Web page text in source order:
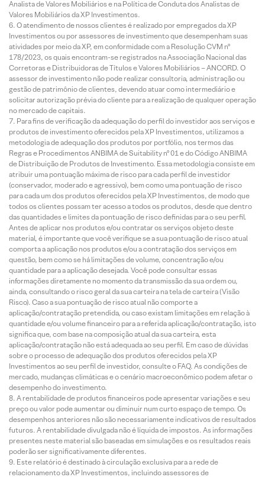
Analista de Valores Mobiliários e na Política de Conduta dos Analistas de
Valores Mobiliários da XP Investimentos.
O atendimento de nossos clientes é realizado por empregados da XP
Investimentos ou por assessores de investimento que desempenham suas
atividades por meio da XP, em conformidade com a Resolução CVM nº
178/2023, os quais encontram-se registrados na Associação Nacional das
Corretoras e Distribuidoras de Títulos e Valores Mobiliários – ANCORD. O
assessor de investimento não pode realizar consultoria, administração ou
gestão de patrimônio de clientes, devendo atuar como intermediário e
solicitar autorização prévia do cliente para a realização de qualquer operação
no mercado de capitais.
Para fins de verificação da adequação do perfil do investidor aos serviços e
produtos de investimento oferecidos pela XP Investimentos, utilizamos a
metodologia de adequação dos produtos por portfólio, nos termos das
Regras e Procedimentos ANBIMA de Suitability nº 01 e do Código ANBIMA
de Distribuição de Produtos de Investimento. Essa metodologia consiste em
atribuir uma pontuação máxima de risco para cada perfil de investidor
(conservador, moderado e agressivo), bem como uma pontuação de risco
para cada um dos produtos oferecidos pela XP Investimentos, de modo que
todos os clientes possam ter acesso a todos os produtos, desde que dentro
das quantidades e limites da pontuação de risco definidas para o seu perfil.
Antes de aplicar nos produtos e/ou contratar os serviços objeto deste
material, é importante que você verifique se a sua pontuação de risco atual
comporta a aplicação nos produtos e/ou a contratação dos serviços em
questão, bem como se há limitações de volume, concentração e/ou
quantidade para a aplicação desejada. Você pode consultar essas
informações diretamente no momento da transmissão da sua ordem ou,
ainda, consultando o risco geral da sua carteira na tela de carteira (Visão
Risco). Caso a sua pontuação de risco atual não comporte a
aplicação/contratação pretendida, ou caso existam limitações em relação à
quantidade e/ou volume financeiro para a referida aplicação/contratação, isto
significa que, com base na composição atual da sua carteira, esta
aplicação/contratação não está adequada ao seu perfil. Em caso de dúvidas
sobre o processo de adequação dos produtos oferecidos pela XP
Investimentos ao seu perfil de investidor, consulte o FAQ. As condições de
mercado, mudanças climáticas e o cenário macroeconômico podem afetar o
desempenho do investimento.
A rentabilidade de produtos financeiros pode apresentar variações e seu
preço ou valor pode aumentar ou diminuir num curto espaço de tempo. Os
desempenhos anteriores não são necessariamente indicativos de resultados
futuros. A rentabilidade divulgada não é líquida de impostos. As informações
presentes neste material são baseadas em simulações e os resultados reais
poderão ser significativamente diferentes.
Este relatório é destinado à circulação exclusiva para a rede de
relacionamento da XP Investimentos, incluindo assessores de